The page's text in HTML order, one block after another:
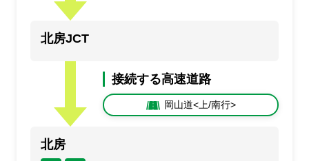
北房JCT
接続する高速道路
岡山道<上/南行>
北房